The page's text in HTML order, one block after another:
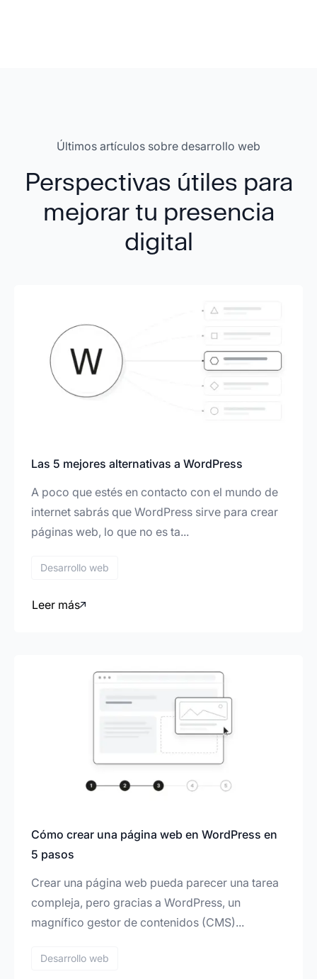
cercanía y rapidez. Siempre que lo necesitamos,
Rafael González
CEO en Editeca
Trabajo con el equipo de Coliseo Digital desde
hace años para proyectos de diseño y
programación web y el resultado siempre ha
sido de mucha calidad. Se adaptan a las
necesidades de la marca, teniendo en cuenta
criterios tanto creativos como funcionales de la
Alejandro Burgos
CRM & automation team lead
Jesús realizó la imagen corporativa y el diseño
asombrosos.
las necesidades de la empresa con una
Además del buen trato, el trabajo colaborativo y
la buena forma de trabajar, el diseño y las
funcionalidades últimas tienen un gran nivel
Victor Baeschlin
Founder de Transición Energética
Últimos artículos sobre desarrollo web
Perspectivas útiles para
mejorar tu presencia
digital
Las 5 mejores alternativas a WordPress
A poco que estés en contacto con el mundo de
internet sabrás que WordPress sirve para crear
páginas web, lo que no es ta...
Desarrollo web
Leer más
Cómo crear una página web en WordPress en
5 pasos
Crear una página web pueda parecer una tarea
compleja, pero gracias a WordPress, un
magnífico gestor de contenidos (CMS)...
Desarrollo web